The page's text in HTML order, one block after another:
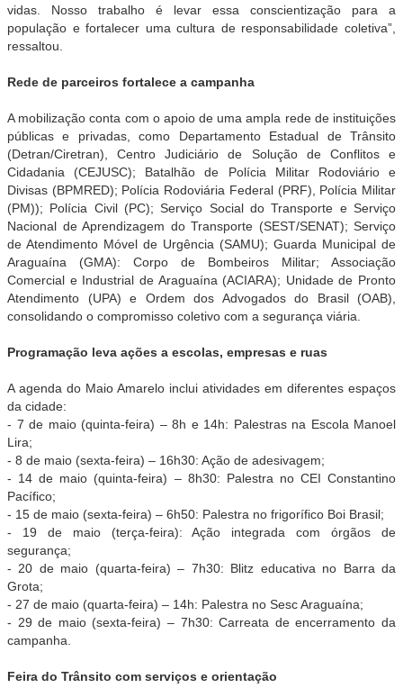
vidas. Nosso trabalho é levar essa conscientização para a
população e fortalecer uma cultura de responsabilidade coletiva”,
ressaltou.
Rede de parceiros fortalece a campanha
A mobilização conta com o apoio de uma ampla rede de instituições
públicas e privadas, como Departamento Estadual de Trânsito
(Detran/Ciretran), Centro Judiciário de Solução de Conflitos e
Cidadania (CEJUSC); Batalhão de Polícia Militar Rodoviário e
Divisas (BPMRED); Polícia Rodoviária Federal (PRF), Polícia Militar
(PM)); Polícia Civil (PC); Serviço Social do Transporte e Serviço
Nacional de Aprendizagem do Transporte (SEST/SENAT); Serviço
de Atendimento Móvel de Urgência (SAMU); Guarda Municipal de
Araguaína (GMA): Corpo de Bombeiros Militar; Associação
Comercial e Industrial de Araguaína (ACIARA); Unidade de Pronto
Atendimento (UPA) e Ordem dos Advogados do Brasil (OAB),
consolidando o compromisso coletivo com a segurança viária.
Programação leva ações a escolas, empresas e ruas
A agenda do Maio Amarelo inclui atividades em diferentes espaços
da cidade:
- 7 de maio (quinta-feira) – 8h e 14h: Palestras na Escola Manoel
Lira;
- 8 de maio (sexta-feira) – 16h30: Ação de adesivagem;
- 14 de maio (quinta-feira) – 8h30: Palestra no CEI Constantino
Pacífico;
- 15 de maio (sexta-feira) – 6h50: Palestra no frigorífico Boi Brasil;
- 19 de maio (terça-feira): Ação integrada com órgãos de
segurança;
- 20 de maio (quarta-feira) – 7h30: Blitz educativa no Barra da
Grota;
- 27 de maio (quarta-feira) – 14h: Palestra no Sesc Araguaína;
- 29 de maio (sexta-feira) – 7h30: Carreata de encerramento da
campanha.
Feira do Trânsito com serviços e orientação